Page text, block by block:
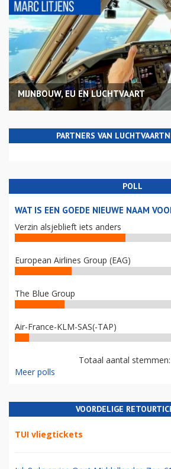
MIJNBOUW, EU EN LUCHTVAART
PARTNERS VAN
POLL
WAT IS EEN GOEDE NIEUWE NAAM
Verzin alsjeblieft iets anders
European Airlines Group (EAG)
The Blue Group
Air-France-KLM-SAS(-TAP)
Totaal aantal
Meer polls
VOORDELIGE
TUI vliegtickets